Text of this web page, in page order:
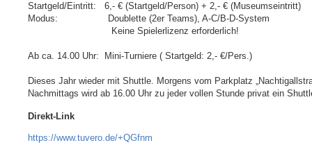
Startgeld/Eintritt:   6,- € (Startgeld/Person) + 2,- € (Museumseintritt)
Modus:                  Doublette (2er Teams), A-C/B-D-System
Ab ca. 14.00 Uhr:  Mini-Turniere ( Startgeld: 2,- €/Pers.)
Dieses Jahr wieder mit Shuttle. Morgens vom Parkplatz
Direkt-Link
https://www.tuvero.de/+QGfnm